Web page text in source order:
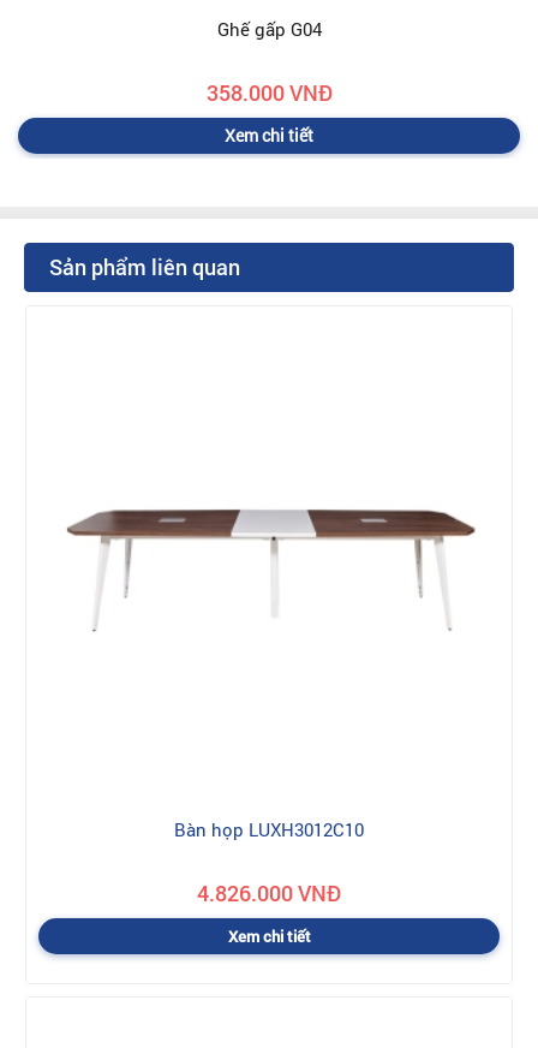
Ghế gấp G04
358.000 VNĐ
Xem chi tiết
Sản phẩm liên quan
Bàn họp LUXH3012C10
4.826.000 VNĐ
Xem chi tiết